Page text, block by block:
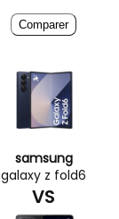
Comparer
samsung
galaxy z fold6
VS